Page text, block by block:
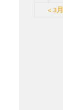
« 3月